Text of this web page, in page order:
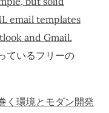
email templates
and Gmail.
ているフリーの
く環境とモダン開発